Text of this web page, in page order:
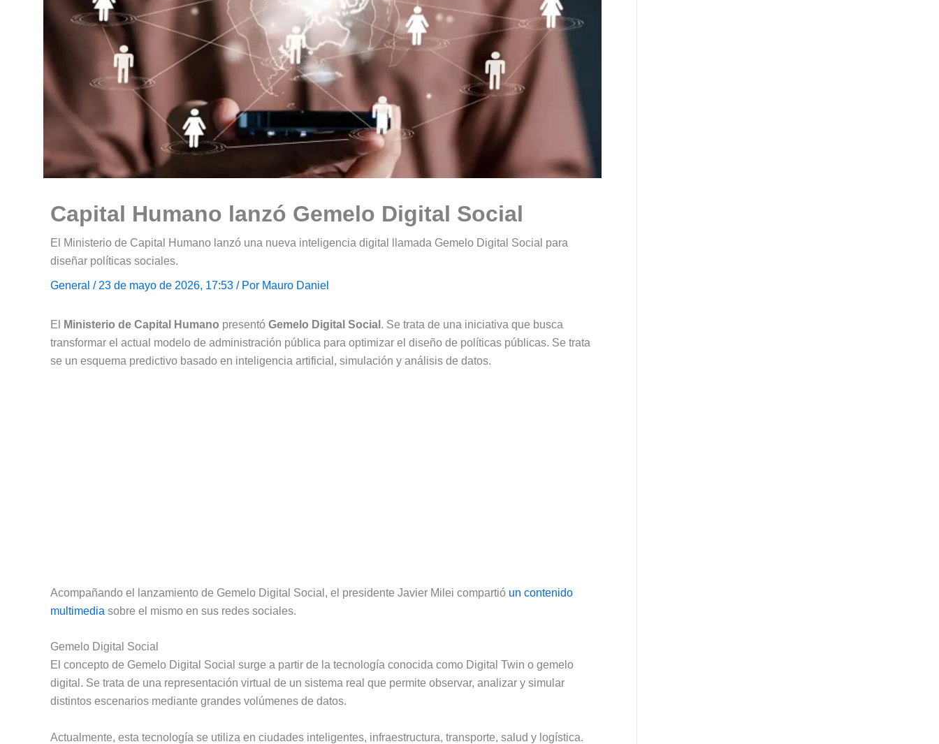
Capital Humano lanzó Gemelo Digital Social
El Ministerio de Capital Humano lanzó una nueva inteligencia digital llamada Gemelo Digital Social para
diseñar políticas sociales.
General / 23 de mayo de 2026, 17:53 / Por Mauro Daniel
El Ministerio de Capital Humano presentó Gemelo Digital Social . Se trata de una iniciativa que busca
transformar el actual modelo de administración pública para optimizar el diseño de políticas públicas. Se trata
se un esquema predictivo basado en inteligencia artificial, simulación y análisis de datos.
Acompañando el lanzamiento de Gemelo Digital Social, el presidente Javier Milei compartió un contenido
multimedia sobre el mismo en sus redes sociales.
Gemelo Digital Social
El concepto de Gemelo Digital Social surge a partir de la tecnología conocida como Digital Twin o gemelo
digital. Se trata de una representación virtual de un sistema real que permite observar, analizar y simular
distintos escenarios mediante grandes volúmenes de datos.
Actualmente, esta tecnología se utiliza en ciudades inteligentes, infraestructura, transporte, salud y logística.